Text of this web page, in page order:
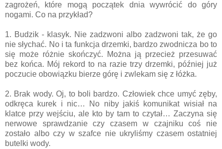
zagrożeń, które mogą początek dnia wywrócić do góry
nogami. Co na przykład?
1. Budzik - klasyk. Nie zadzwoni albo zadzwoni tak, że go
nie słychać. No i ta funkcja drzemki, bardzo zwodnicza bo to
się może różnie skończyć. Można ją przecież przesuwać
bez końca. Mój rekord to na razie trzy drzemki, później już
poczucie obowiązku bierze górę i zwlekam się z łóżka.
2. Brak wody. Oj, to boli bardzo. Człowiek chce umyć zęby,
odkręca kurek i nic… No niby jakiś komunikat wisiał na
klatce przy wejściu, ale kto by tam to czytał… Zaczyna się
nerwowe sprawdzanie czy czasem w czajniku coś nie
zostało albo czy w szafce nie ukryliśmy czasem ostatniej
butelki wody.